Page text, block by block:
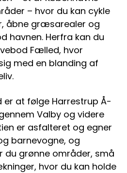
– hvor du kan cykle
åbne græsarealer og
havnen. Herfra kan du
Fælled, hvor
med en blanding af
er at følge Harrestrup Å-
Valby og videre
er asfalteret og egner
barnevogne, og
du grønne områder, små
hvor du kan holde